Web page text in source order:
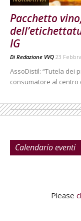
Pacchetto
IG
Di Redazione VVQ 23
AssoDistil: “Tutela dei
consumatore al
Calendario eventi
Please